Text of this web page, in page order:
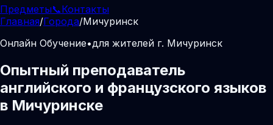
Предметы📞Контакты
Главная/Города/Мичуринск
Онлайн Обучение•для жителей г. Мичуринск
Опытный преподаватель
английского и французского языков
в Мичуринске